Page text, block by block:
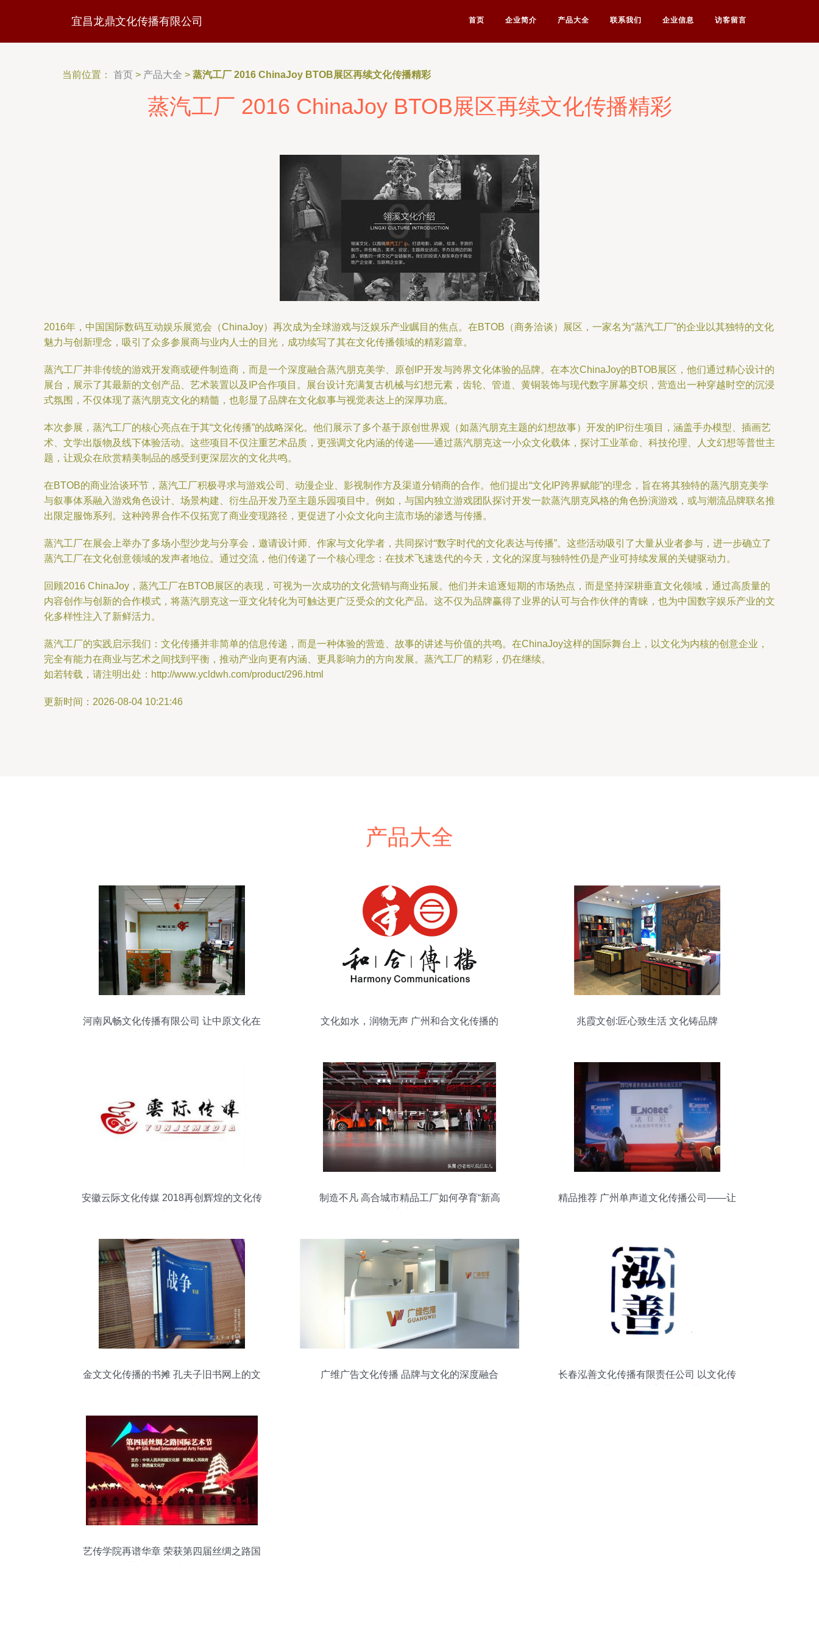
宜昌龙鼎文化传播有限公司 首页 企业简介 产品大全 联系我们 企业信息 访客留言
当前位置： 首页 > 产品大全 > 蒸汽工厂 2016 ChinaJoy BTOB展区再续文化传播精彩
蒸汽工厂 2016 ChinaJoy BTOB展区再续文化传播精彩
2016年，中国国际数码互动娱乐展览会（ChinaJoy）再次成为全球游戏与泛娱乐产业瞩目的焦点。在BTOB（商务洽谈）展区，一家名为“蒸汽工厂”的企业以其独特的文化
魅力与创新理念，吸引了众多参展商与业内人士的目光，成功续写了其在文化传播领域的精彩篇章。
蒸汽工厂并非传统的游戏开发商或硬件制造商，而是一个深度融合蒸汽朋克美学、原创IP开发与跨界文化体验的品牌。在本次ChinaJoy的BTOB展区，他们通过精心设计的
展台，展示了其最新的文创产品、艺术装置以及IP合作项目。展台设计充满复古机械与幻想元素，齿轮、管道、黄铜装饰与现代数字屏幕交织，营造出一种穿越时空的沉浸
式氛围，不仅体现了蒸汽朋克文化的精髓，也彰显了品牌在文化叙事与视觉表达上的深厚功底。
本次参展，蒸汽工厂的核心亮点在于其“文化传播”的战略深化。他们展示了多个基于原创世界观（如蒸汽朋克主题的幻想故事）开发的IP衍生项目，涵盖手办模型、插画艺
术、文学出版物及线下体验活动。这些项目不仅注重艺术品质，更强调文化内涵的传递——通过蒸汽朋克这一小众文化载体，探讨工业革命、科技伦理、人文幻想等普世主
题，让观众在欣赏精美制品的感受到更深层次的文化共鸣。
在BTOB的商业洽谈环节，蒸汽工厂积极寻求与游戏公司、动漫企业、影视制作方及渠道分销商的合作。他们提出“文化IP跨界赋能”的理念，旨在将其独特的蒸汽朋克美学
与叙事体系融入游戏角色设计、场景构建、衍生品开发乃至主题乐园项目中。例如，与国内独立游戏团队探讨开发一款蒸汽朋克风格的角色扮演游戏，或与潮流品牌联名推
出限定服饰系列。这种跨界合作不仅拓宽了商业变现路径，更促进了小众文化向主流市场的渗透与传播。
蒸汽工厂在展会上举办了多场小型沙龙与分享会，邀请设计师、作家与文化学者，共同探讨“数字时代的文化表达与传播”。这些活动吸引了大量从业者参与，进一步确立了
蒸汽工厂在文化创意领域的发声者地位。通过交流，他们传递了一个核心理念：在技术飞速迭代的今天，文化的深度与独特性仍是产业可持续发展的关键驱动力。
回顾2016 ChinaJoy，蒸汽工厂在BTOB展区的表现，可视为一次成功的文化营销与商业拓展。他们并未追逐短期的市场热点，而是坚持深耕垂直文化领域，通过高质量的
内容创作与创新的合作模式，将蒸汽朋克这一亚文化转化为可触达更广泛受众的文化产品。这不仅为品牌赢得了业界的认可与合作伙伴的青睐，也为中国数字娱乐产业的文
化多样性注入了新鲜活力。
蒸汽工厂的实践启示我们：文化传播并非简单的信息传递，而是一种体验的营造、故事的讲述与价值的共鸣。在ChinaJoy这样的国际舞台上，以文化为内核的创意企业，
完全有能力在商业与艺术之间找到平衡，推动产业向更有内涵、更具影响力的方向发展。蒸汽工厂的精彩，仍在继续。
如若转载，请注明出处：http://www.ycldwh.com/product/296.html
更新时间：2026-08-04 10:21:46
产品大全
河南风畅文化传播有限公司 让中原文化在
文化如水，润物无声 广州和合文化传播的
兆霞文创:匠心致生活 文化铸品牌
安徽云际文化传媒 2018再创辉煌的文化传
制造不凡 高合城市精品工厂如何孕育“新高
精品推荐 广州单声道文化传播公司——让
金文文化传播的书摊 孔夫子旧书网上的文
广维广告文化传播 品牌与文化的深度融合
长春泓善文化传播有限责任公司 以文化传
艺传学院再谱华章 荣获第四届丝绸之路国